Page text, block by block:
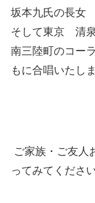
坂本九氏の長女
そして東京 清
南三陸町のコー
もに合唱いたしま
ご家族・ご友人
ってみてくださ